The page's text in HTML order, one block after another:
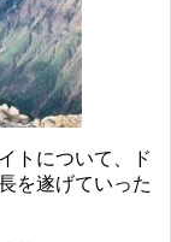
トについて、ド
を遂げていった